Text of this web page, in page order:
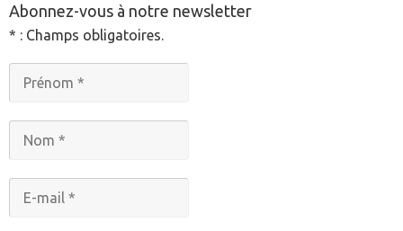
Abonnez-vous à notre newsletter
* : Champs obligatoires.